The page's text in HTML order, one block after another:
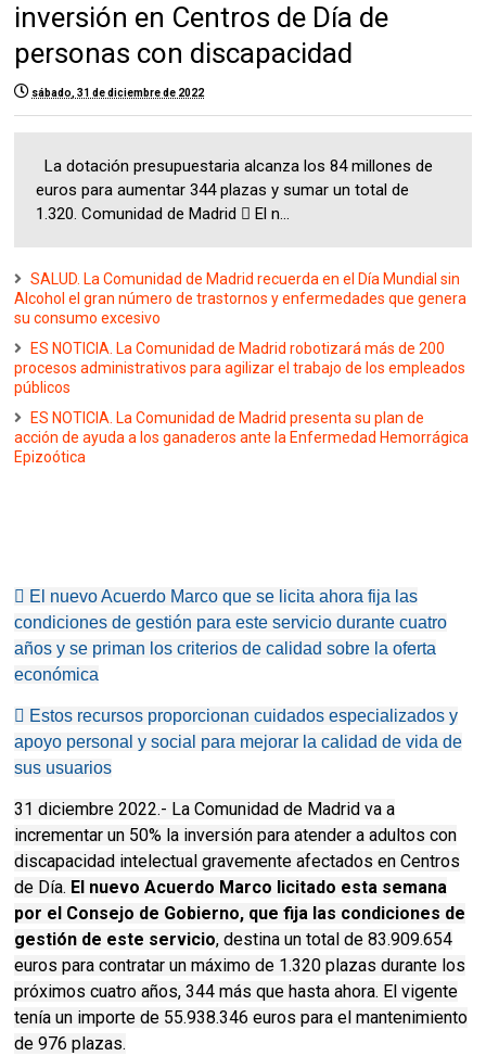
inversión en Centros de Día de
personas con discapacidad
sábado, 31 de diciembre de 2022
La dotación presupuestaria alcanza los 84 millones de
euros para aumentar 344 plazas y sumar un total de
1.320. Comunidad de Madrid  El n...
SALUD. La Comunidad de Madrid recuerda en el Día Mundial sin
Alcohol el gran número de trastornos y enfermedades que genera
su consumo excesivo
ES NOTICIA. La Comunidad de Madrid robotizará más de 200
procesos administrativos para agilizar el trabajo de los empleados
públicos
ES NOTICIA. La Comunidad de Madrid presenta su plan de
acción de ayuda a los ganaderos ante la Enfermedad Hemorrágica
Epizoótica
 El nuevo Acuerdo Marco que se licita ahora fija las
condiciones de gestión para este servicio durante cuatro
años y se priman los criterios de calidad sobre la oferta
económica
 Estos recursos proporcionan cuidados especializados y
apoyo personal y social para mejorar la calidad de vida de
sus usuarios
31 diciembre 2022.- La Comunidad de Madrid va a
incrementar un 50% la inversión para atender a adultos con
discapacidad intelectual gravemente afectados en Centros
de Día. El nuevo Acuerdo Marco licitado esta semana
por el Consejo de Gobierno, que fija las condiciones de
gestión de este servicio, destina un total de 83.909.654
euros para contratar un máximo de 1.320 plazas durante los
próximos cuatro años, 344 más que hasta ahora. El vigente
tenía un importe de 55.938.346 euros para el mantenimiento
de 976 plazas.